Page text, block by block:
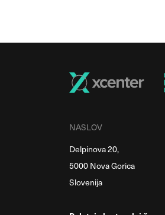
NASLOV
Delpinova 20,
5000 Nova Gorica
Slovenija